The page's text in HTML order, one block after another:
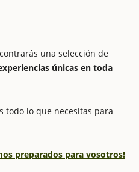
una selección de
únicas en toda
todo lo que necesitas para
preparados para vosotros!